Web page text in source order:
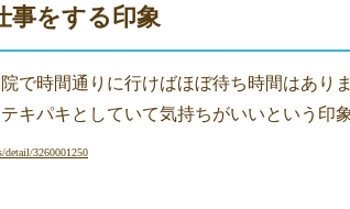
事をする印象
で時間通りに行けばほぼ待ち時間はありま
キパキとしていて気持ちがいいという印
detail/3260001250